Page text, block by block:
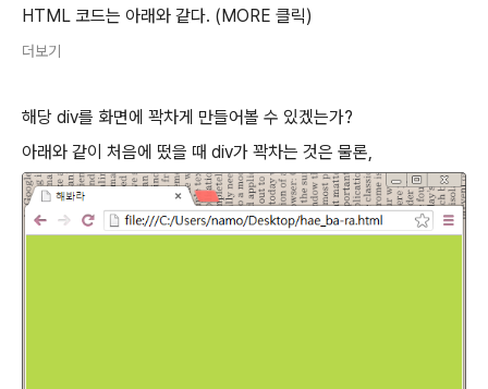
HTML 코드는 아래와 같다. (MORE 클릭)
더보기
해당 div를 화면에 꽉차게 만들어볼 수 있겠는가?
아래와 같이 처음에 떴을 때 div가 꽉차는 것은 물론,